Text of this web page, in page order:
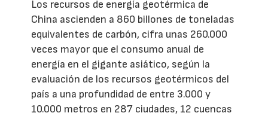
Los recursos de energía geotérmica de
China ascienden a 860 billones de toneladas
equivalentes de carbón, cifra unas 260.000
veces mayor que el consumo anual de
energía en el gigante asiático, según la
evaluación de los recursos geotérmicos del
país a una profundidad de entre 3.000 y
10.000 metros en 287 ciudades, 12 cuencas